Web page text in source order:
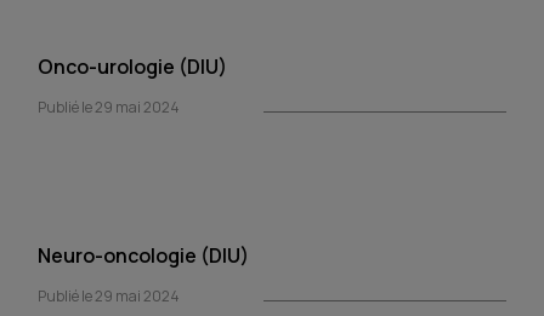
Onco-urologie (DIU)
Publié le 29 mai 2024
Neuro-oncologie (DIU)
Publié le 29 mai 2024